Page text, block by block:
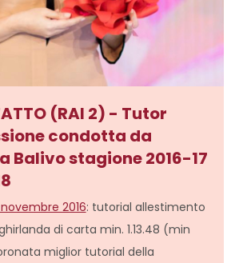
(RAI 2) - Tutor
condotta da
Balivo stagione 2016-17
2016: tutorial allestimento
di carta min. 1.13.48 (min
miglior tutorial della